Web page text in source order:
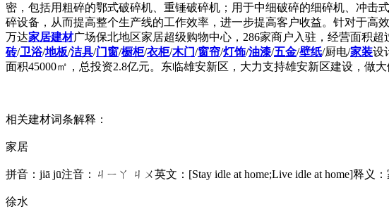
密，包括用粗碎的鄂式破碎机、重锤破碎机；用于中细破碎的细碎机、冲
碎设备，从而提高整个生产线的工作效率，进一步提高客户收益。针对于高
万达家居建材广场保北地区家居超级购物中心，286家商户入驻，经营面积
砖/卫浴/地板/洁具/门窗/橱柜/衣柜/木门/窗帘/灯饰/油漆/五金/壁纸/厨电/家装设
面积45000㎡，总投资2.8亿元。东临雄安新区，大力支持雄安新区建设，做
相关建材词条解释：
家居
拼音：jiā jū注音：ㄐㄧㄚ ㄐㄨ英文：[Stay idle at home;Live idle at home]释义
徐水